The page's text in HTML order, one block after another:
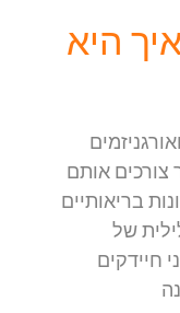
היא
אותם
בריאותיים
של